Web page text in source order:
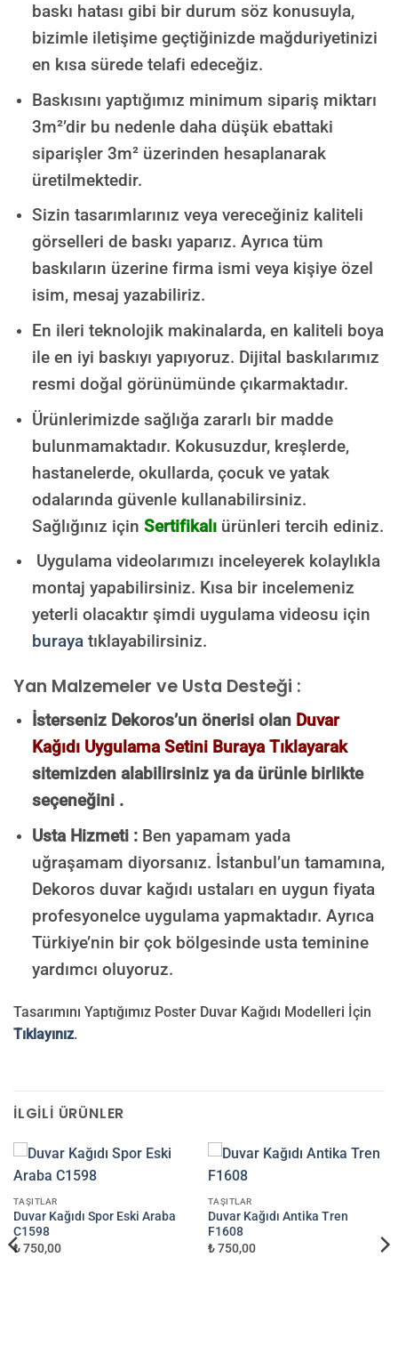
baskı hatası gibi bir durum söz konusuyla,
bizimle iletişime geçtiğinizde mağduriyetinizi
en kısa sürede telafi edeceğiz.
Baskısını yaptığımız minimum sipariş miktarı
3m²’dir bu nedenle daha düşük ebattaki
siparişler 3m² üzerinden hesaplanarak
üretilmektedir.
Sizin tasarımlarınız veya vereceğiniz kaliteli
görselleri de baskı yaparız. Ayrıca tüm
baskıların üzerine firma ismi veya kişiye özel
isim, mesaj yazabiliriz.
En ileri teknolojik makinalarda, en kaliteli boya
ile en iyi baskıyı yapıyoruz. Dijital baskılarımız
resmi doğal görünümünde çıkarmaktadır.
Ürünlerimizde sağlığa zararlı bir madde
bulunmamaktadır. Kokusuzdur, kreşlerde,
hastanelerde, okullarda, çocuk ve yatak
odalarında güvenle kullanabilirsiniz.
Sağlığınız için Sertifikalıürünleri tercih ediniz.
Uygulama videolarımızı inceleyerek kolaylıkla
montaj yapabilirsiniz. Kısa bir incelemeniz
yeterli olacaktır şimdi uygulama videosu için
burayatıklayabilirsiniz.
Yan Malzemeler ve Usta Desteği :
İsterseniz Dekoros’un önerisi olan Duvar
Kağıdı Uygulama Setini Buraya Tıklayarak
sitemizden alabilirsiniz ya da ürünle birlikte
seçeneğini .
Usta Hizmeti :Ben yapamam yada
uğraşamam diyorsanız. İstanbul’un tamamına,
Dekoros duvar kağıdı ustaları en uygun fiyata
profesyonelce uygulama yapmaktadır. Ayrıca
Türkiye’nin bir çok bölgesinde usta teminine
yardımcı oluyoruz.
Tasarımını Yaptığımız Poster Duvar Kağıdı Modelleri İçin
Tıklayınız.
İLGILI ÜRÜNLER
TAŞITLAR
Duvar Kağıdı Spor Eski Araba
C1598
₺ 750,00
TAŞITLAR
Duvar Kağıdı Antika Tren
F1608
₺ 750,00